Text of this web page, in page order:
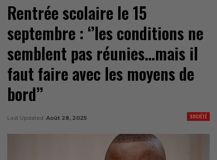
Rentrée scolaire le 15
septembre : ‘’les conditions ne
semblent pas réunies…mais il
faut faire avec les moyens de
bord’’
SOCIÉTÉ
Last Updated Août 28, 2025